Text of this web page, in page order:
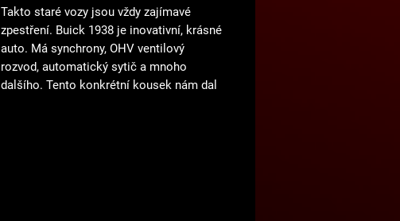
Takto staré vozy jsou vždy zajímavé
zpestření. Buick 1938 je inovativní, krásné
auto. Má synchrony, OHV ventilový
rozvod, automatický sytič a mnoho
dalšího. Tento konkrétní kousek nám dal